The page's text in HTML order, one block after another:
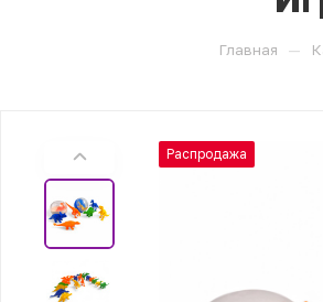
Главная —
Распродажа